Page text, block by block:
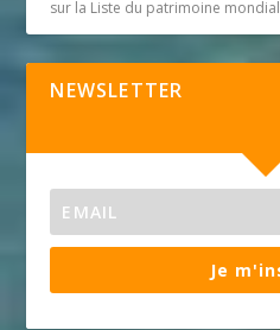
sur la Liste du patrimoine mondial
NEWSLETTER
Je